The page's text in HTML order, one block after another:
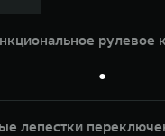
рулевое
●
лепестки